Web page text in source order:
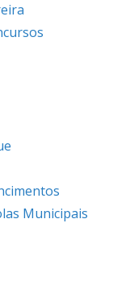
Municipais